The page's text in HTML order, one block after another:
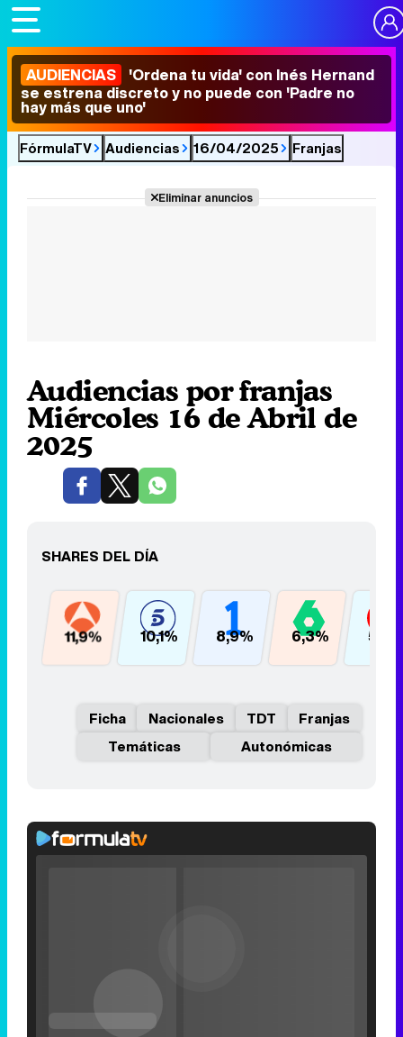
AUDIENCIAS 'Ordena tu vida' con Inés Hernand
se estrena discreto y no puede con 'Padre no
hay más que uno'
FórmulaTV Audiencias 16/04/2025 Franjas
Eliminar anuncios
Audiencias por franjas
Miércoles 16 de Abril de
2025
SHARES DEL DÍA
11,9% 10,1% 8,9% 6,3%
Ficha Nacionales TDT
Franjas
Temáticas
Autonómicas